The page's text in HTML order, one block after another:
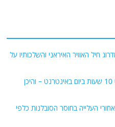
סוחוי 30 רוסים: שדרוג חיל האוויר האיראני והשלכותיו על
חיים ברשת: באילו מדינות מבלים כמעט 10 שעות ביום באינטרנט – והיכן
העלייה בחוסר הסובלנות כלפי